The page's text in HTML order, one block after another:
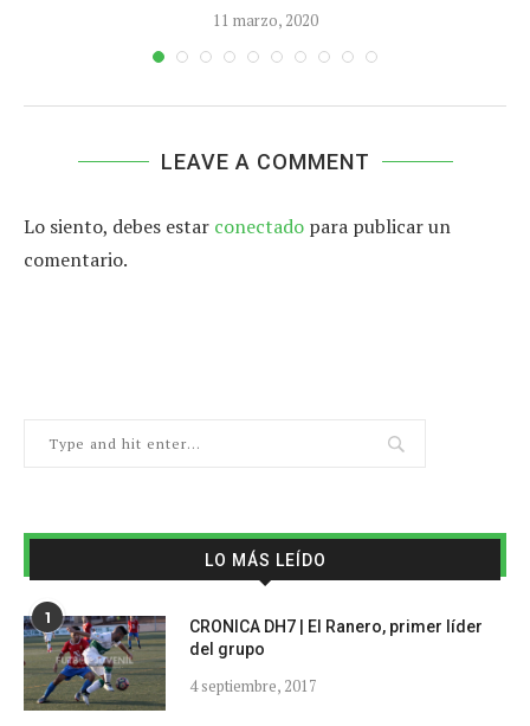
11 marzo, 2020
LEAVE A COMMENT
Lo siento, debes estar conectado para publicar un
comentario.
LO MÁS LEÍDO
1
CRONICA DH7 | El Ranero, primer líder
del grupo
4 septiembre, 2017